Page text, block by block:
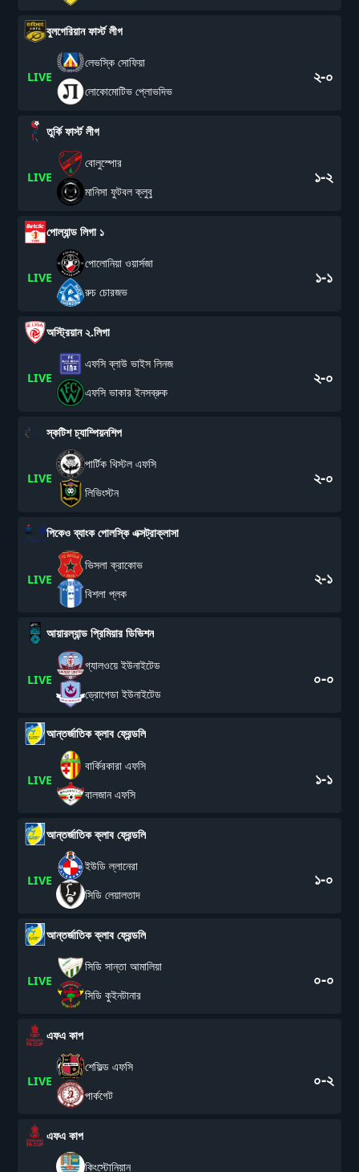
বুলগেরিয়ান ফার্স্ট লীগ
LIVE
লেভস্কি সোফিয়া
লোকোমোটিভ প্লোভদিভ
২-০
তুর্কি ফার্স্ট লীগ
LIVE
বোলুস্পোর
মানিসা ফুটবল ক্লুবু
১-২
পোল্যান্ড লিগা ১
LIVE
পোলোনিয়া ওয়ার্সজা
রুচ চোরজভ
১-১
অস্ট্রিয়ান ২.লিগা
LIVE
এফসি ব্লাউ ভাইস লিনজ
এফসি ভাকার ইনসব্রুক
২-০
স্কটিশ চ্যাম্পিয়নশিপ
LIVE
পার্টিক থিস্টল এফসি
লিভিংস্টন
২-০
পিকেও ব্যাংক পোলস্কি এক্সট্রাক্লাসা
LIVE
ভিসলা ক্রাকোভ
বিশলা প্লক
২-১
আয়ারল্যান্ড প্রিমিয়ার ডিভিশন
LIVE
গ্যালওয়ে ইউনাইটেড
ড্রোগেডা ইউনাইটেড
০-০
আন্তর্জাতিক ক্লাব ফ্রেন্ডলি
LIVE
বার্কিরকারা এফসি
বালজান এফসি
১-১
আন্তর্জাতিক ক্লাব ফ্রেন্ডলি
LIVE
ইউডি ল্লানেরা
সিডি লেয়ালতাদ
১-০
আন্তর্জাতিক ক্লাব ফ্রেন্ডলি
LIVE
সিডি সান্তা আমালিয়া
সিডি কুইনটানার
০-০
এফএ কাপ
LIVE
শেফিল্ড এফসি
পার্কগেট
০-২
এফএ কাপ
কিংস্টোনিয়ান